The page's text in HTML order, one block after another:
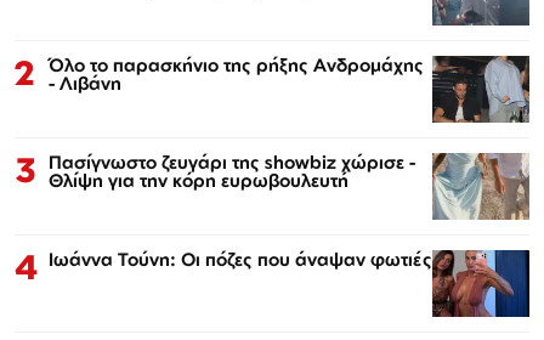
2 Όλο το παρασκήνιο της ρήξης Ανδρομάχης
- Λιβάνη
3 Πασίγνωστο ζευγάρι της showbiz χώρισε -
Θλίψη για την κόρη ευρωβουλευτή
4 Ιωάννα Τούνη: Οι πόζες που άναψαν φωτιές